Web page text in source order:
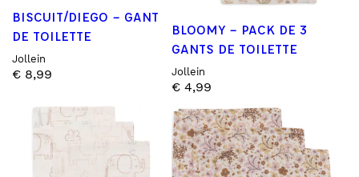
BISCUIT/DIEGO – GANT
DE TOILETTE
Jollein
€ 8,99
BLOOMY – PACK DE 3
GANTS DE TOILETTE
Jollein
€ 4,99